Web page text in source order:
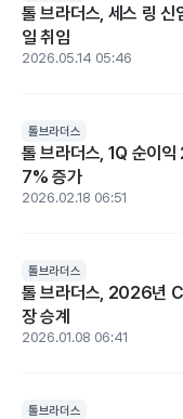
톨 브라더스, 세스 링
일 취임
2026.05.14 05:46
톨브라더스
톨 브라더스, 1Q 순이
7% 증가
2026.02.18 06:51
톨브라더스
톨 브라더스, 2026년
장 승계
2026.01.08 06:41
톨브라더스